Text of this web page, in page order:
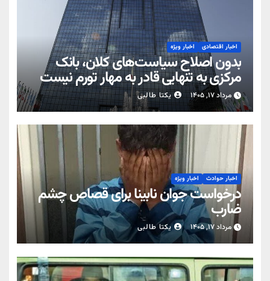
اخبار اقتصادی اخبار ویژه
بدون اصلاح سیاست‌های کلان، بانک
مرکزی به تنهایی قادر به مهار تورم نیست
مرداد ۱۷, ۱۴۰۵ یکتا طالبی
اخبار حوادث اخبار ویژه
درخواست جوان نابینا برای قصاص چشم
ضارب
مرداد ۱۷, ۱۴۰۵ یکتا طالبی